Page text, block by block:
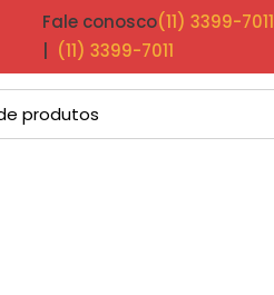
Fale conosco(11) 3399-7011
(11) 3399-7011